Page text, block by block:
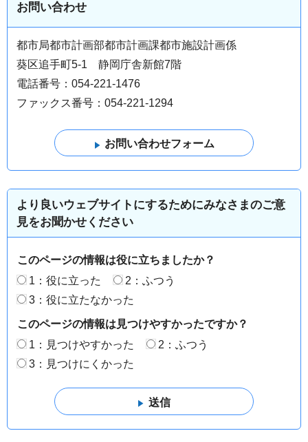
お問い合わせ
都市局都市計画部都市計画課都市施設計画係
葵区追手町5-1 静岡庁舎新館7階
電話番号：054-221-1476
ファックス番号：054-221-1294
より良いウェブサイトにするためにみなさまのご意
見をお聞かせください
このページの情報は役に立ちましたか？
1：役に立った
2：ふつう
3：役に立たなかった
このページの情報は見つけやすかったですか？
1：見つけやすかった
2：ふつう
3：見つけにくかった